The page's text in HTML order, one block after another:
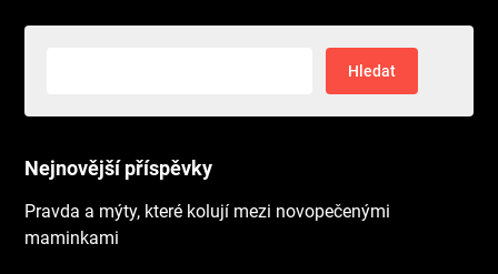
Nejnovější příspěvky
Pravda a mýty, které kolují mezi novopečenými
maminkami